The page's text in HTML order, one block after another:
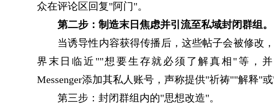
众在评论区回复"阿门"。
第二步：制造末日焦虑并引流至私域封闭群组。
当诱导性内容获得传播后，这些帖子会被修改
界末日临近""想要生存就必须了解真相"等，并
Messenger添加其私人账号，声称提供"祈祷""解释"或
第三步：封闭群组内的"思想改造"。